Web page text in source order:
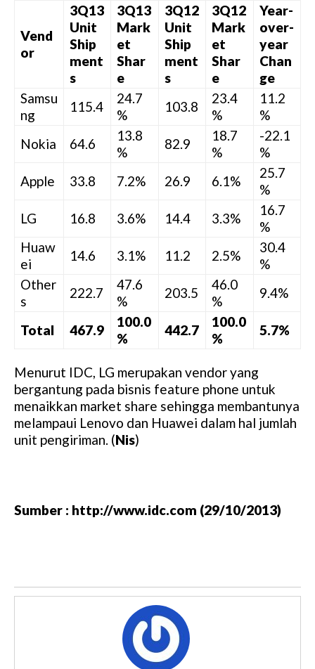
Vend
or
3Q13
Unit
Ship
ment
s
3Q13
Mark
et
Shar
e
3Q12
Unit
Ship
ment
s
3Q12
Mark
et
Shar
e
Year-
over-
year
Chan
ge
Samsu
ng
115.4
24.7
%
103.8
23.4
%
11.2
%
Nokia
64.6
13.8
%
82.9
18.7
%
-22.1
%
Apple
33.8 7.2% 26.9 6.1%
25.7
%
LG
16.8 3.6% 14.4 3.3%
16.7
%
Huaw
ei
14.6 3.1% 11.2 2.5%
30.4
%
Other
s
222.7
47.6
%
203.5
46.0
%
9.4%
Total 467.9
100.0
%
442.7
100.0
%
5.7%
Menurut IDC, LG merupakan vendor yang
bergantung pada bisnis feature phone untuk
menaikkan market share sehingga membantunya
melampaui Lenovo dan Huawei dalam hal jumlah
unit pengiriman. (Nis)
Sumber : http://www.idc.com (29/10/2013)